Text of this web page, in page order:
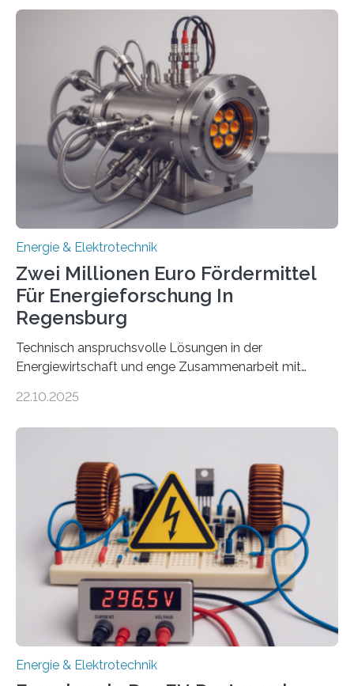
einem „Anschlussstau“. Die Stiftung
Umweltenergierecht hat den Rechtsrahmen in einem
neuen Bericht für die Praxis eingeordnet – inklusive der
Rolle von flexiblen Netzanschlussvereinbarungen. Der
Netzanschluss von Erneuerbare-Energien-Anlagen
(EE-Anlagen) ist entscheidend für die Energiewende.
Denn ohne Anschluss an das Netz kann kein Strom
eingespeist werden. Nach dem Erneuerbare-Energien-
Gesetz (EEG) sind Netzbetreiber…
Energie & Elektrotechnik
Zwei Millionen Euro Fördermittel
Für Energieforschung In
Regensburg
Technisch anspruchsvolle Lösungen in der
Energiewirtschaft und enge Zusammenarbeit mit
neuen EU-geförderten Transfer-Projekte zu
Energietechnologien werden vom Europäischen
Sozialfonds Plus (ESF+) gefördert – mit einer
Gesamtsumme von mehr als zwei Millionen Euro.
Damit zählt die Hochschule zu den großen
Gewinnerinnen der aktuellen Förderrunde des
Bayerischen Wissenschaftsministeriums. Im
Mittelpunkt steht der direkte Wissenstransfer: Neue
wissenschaftliche Erkenntnisse sollen rasch in die
22.10.2025
Energie & Elektrotechnik